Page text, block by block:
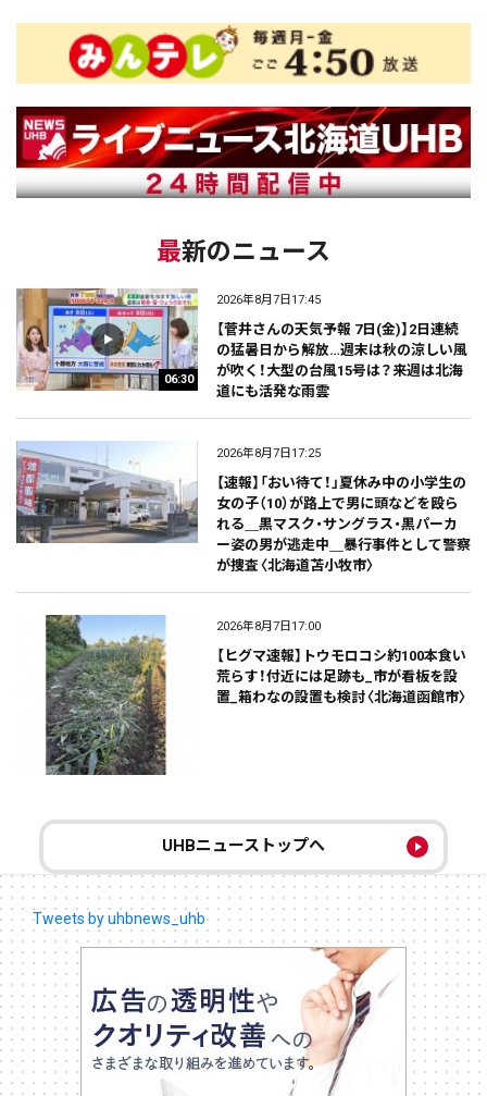
最新のニュース
06:30
2026年8月7日17:45
【菅井さんの天気予報 7日(金)】2日連続
の猛暑日から解放…週末は秋の涼しい風
が吹く！大型の台風15号は？来週は北海
道にも活発な雨雲
2026年8月7日17:25
【速報】「おい待て！」夏休み中の小学生の
女の子（10）が路上で男に頭などを殴ら
れる＿黒マスク・サングラス・黒パーカ
ー姿の男が逃走中＿暴行事件として警察
が捜査〈北海道苫小牧市〉
2026年8月7日17:00
【ヒグマ速報】トウモロコシ約100本食い
荒らす！付近には足跡も_市が看板を設
置_箱わなの設置も検討〈北海道函館市〉
UHBニューストップへ
Tweets by uhbnews_uhb